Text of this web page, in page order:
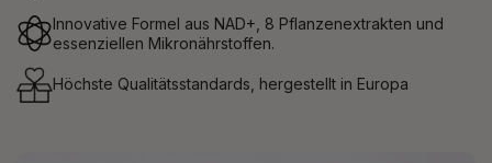
Innovative Formel aus NAD+, 8 Pflanzenextrakten und
essenziellen Mikronährstoffen.
Höchste Qualitätsstandards, hergestellt in Europa